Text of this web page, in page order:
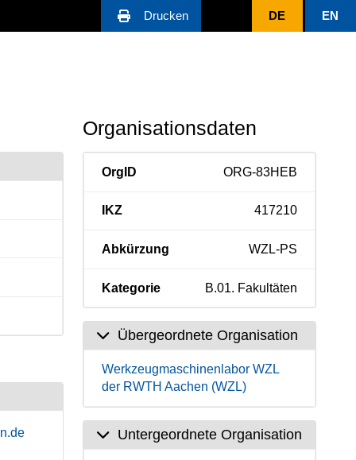
Drucken DE EN
Organisationsdaten
OrgID ORG-83HEB
IKZ 417210
Abkürzung WZL-PS
Kategorie B.01. Fakultäten
Übergeordnete Organisation
Werkzeugmaschinenlabor WZL
der RWTH Aachen (WZL)
Untergeordnete Organisation